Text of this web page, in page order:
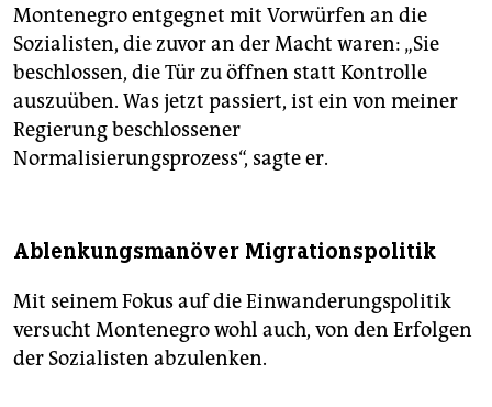
Montenegro entgegnet mit Vorwürfen an die
Sozialisten, die zuvor an der Macht waren: „Sie
beschlossen, die Tür zu öffnen statt Kontrolle
auszuüben. Was jetzt passiert, ist ein von meiner
Regierung beschlossener
Normalisierungsprozess“, sagte er.
Ablenkungsmanöver Migrationspolitik
Mit seinem Fokus auf die Einwanderungspolitik
versucht Montenegro wohl auch, von den Erfolgen
der Sozialisten abzulenken.